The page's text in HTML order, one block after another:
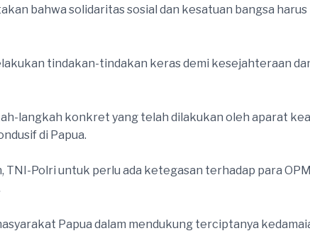
bahwa solidaritas sosial dan kesatuan bangsa
tindakan-tindakan keras demi kesejahteraan
langkah konkret yang telah dilakukan oleh aparat
di Papua.
TNI-Polri untuk perlu ada ketegasan terhadap para
Papua dalam mendukung terciptanya